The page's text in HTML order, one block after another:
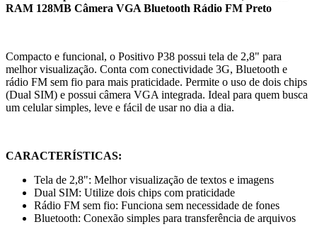
RAM 128MB Câmera VGA Bluetooth Rádio FM Preto
Compacto e funcional, o Positivo P38 possui tela de 2,8" para
melhor visualização. Conta com conectividade 3G, Bluetooth e
rádio FM sem fio para mais praticidade. Permite o uso de dois chips
(Dual SIM) e possui câmera VGA integrada. Ideal para quem busca
um celular simples, leve e fácil de usar no dia a dia.
CARACTERÍSTICAS:
Tela de 2,8": Melhor visualização de textos e imagens
Dual SIM: Utilize dois chips com praticidade
Rádio FM sem fio: Funciona sem necessidade de fones
Bluetooth: Conexão simples para transferência de arquivos